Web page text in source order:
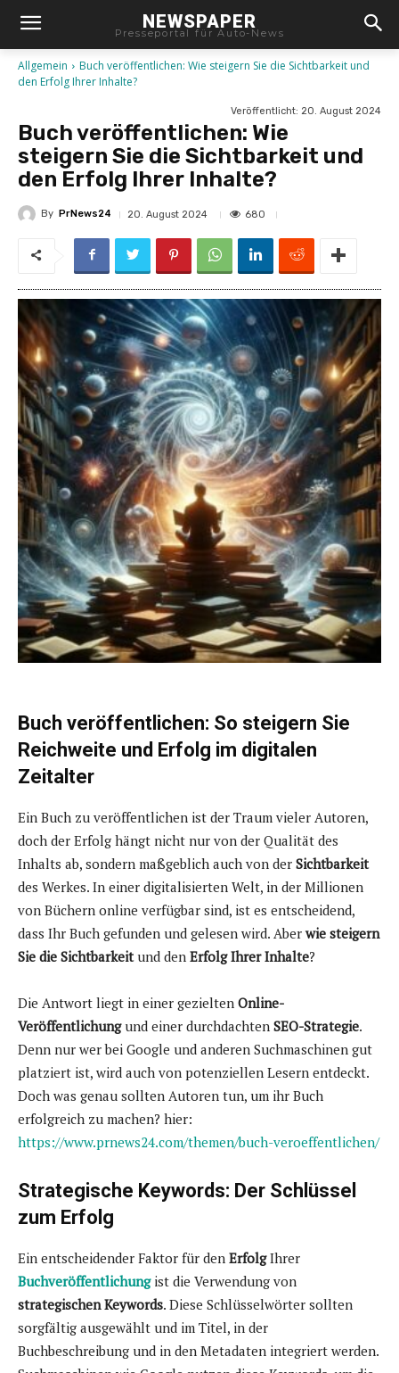
NEWSPAPER
Presseportal für Auto-News
Allgemein
Buch veröffentlichen: Wie steigern Sie die Sichtbarkeit und
den Erfolg Ihrer Inhalte?
Veröffentlicht: 20. August 2024
Buch veröffentlichen: Wie
steigern Sie die Sichtbarkeit und
den Erfolg Ihrer Inhalte?
By PrNews24 20. August 2024 680
Buch veröffentlichen: So steigern Sie
Reichweite und Erfolg im digitalen
Zeitalter
Ein Buch zu veröffentlichen ist der Traum vieler Autoren,
doch der Erfolg hängt nicht nur von der Qualität des
Inhalts ab, sondern maßgeblich auch von der Sichtbarkeit
des Werkes. In einer digitalisierten Welt, in der Millionen
von Büchern online verfügbar sind, ist es entscheidend,
dass Ihr Buch gefunden und gelesen wird. Aber wie steigern
Sie die Sichtbarkeitund den Erfolg Ihrer Inhalte?
Die Antwort liegt in einer gezielten Online-
Veröffentlichungund einer durchdachten SEO-Strategie.
Denn nur wer bei Google und anderen Suchmaschinen gut
platziert ist, wird auch von potenziellen Lesern entdeckt.
Doch was genau sollten Autoren tun, um ihr Buch
erfolgreich zu machen? hier:
https://www.prnews24.com/themen/buch-veroeffentlichen/
Strategische Keywords: Der Schlüssel
zum Erfolg
Ein entscheidender Faktor für den ErfolgIhrer
Buchveröffentlichungist die Verwendung von
strategischen Keywords. Diese Schlüsselwörter sollten
sorgfältig ausgewählt und im Titel, in der
Buchbeschreibung und in den Metadaten integriert werden.